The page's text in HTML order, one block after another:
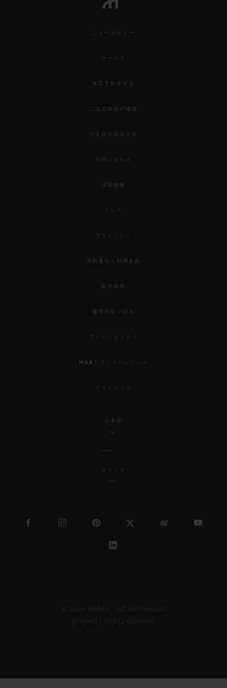
ニュースレター
サービス
来店予約をする
ご注文状況の確認
注文品を返品する
お問い合わせ
採用情報
プレス
プライバシー
法的通知と利用規約
販売条件
倫理的取り組み
アクセシビリティ
MSAトランスパレンシー
サイトマップ
日本語
オランダ
© 2026 Hublot - All intellectual
property rights reserved